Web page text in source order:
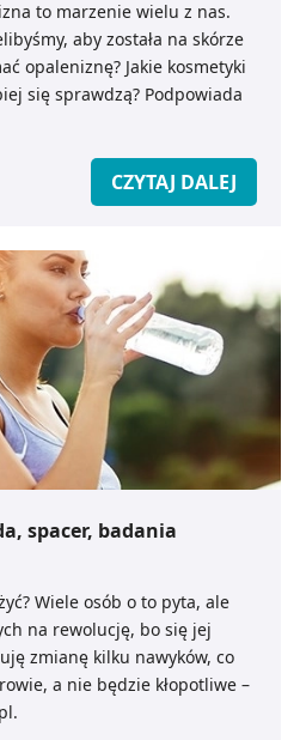
to marzenie wielu z nas.
aby została na skórze
opaleniznę? Jakie kosmetyki
się sprawdzą? Podpowiada
CZYTAJ DALEJ
spacer, badania
Wiele osób o to pyta, ale
na rewolucję, bo się jej
zmianę kilku nawyków, co
a nie będzie kłopotliwe –